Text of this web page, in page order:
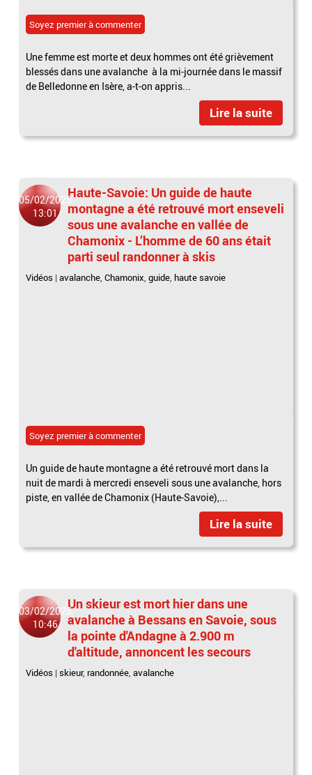
Soyez premier à commenter
Une femme est morte et deux hommes ont été grièvement
blessés dans une avalanche à la mi-journée dans le massif
de Belledonne en Isère, a-t-on appris...
Lire la suite
05/02/2025
13:01
Haute-Savoie: Un guide de haute
montagne a été retrouvé mort enseveli
sous une avalanche en vallée de
Chamonix - L’homme de 60 ans était
parti seul randonner à skis
Vidéos |avalanche,Chamonix,guide, haute savoie
Soyez premier à commenter
Un guide de haute montagne a été retrouvé mort dans la
nuit de mardi à mercredi enseveli sous une avalanche, hors
piste, en vallée de Chamonix (Haute-Savoie),...
Lire la suite
03/02/2025
10:46
Un skieur est mort hier dans une
avalanche à Bessans en Savoie, sous
la pointe d'Andagne à 2.900 m
d'altitude, annoncent les secours
Vidéos |skieur, randonnée ,avalanche